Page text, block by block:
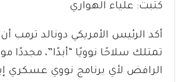
كتبت: علياء الهواري
أكد الرئيس الأمريكي دونالد ترمب
تمتلك سلاحًا نوويًا “أبدًا”، مجددًا
الرافض لأي برنامج نووي عسكري